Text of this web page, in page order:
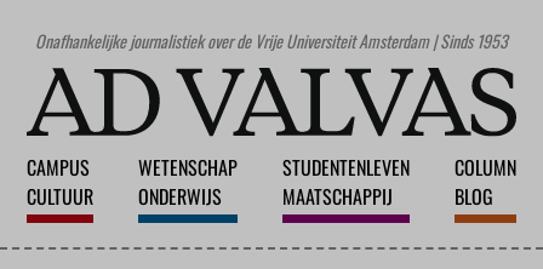
Onafhankelijke journalistiek over de Vrije Universiteit Amsterdam | Sinds 1953
CAMPUS
CULTUUR
WETENSCHAP
ONDERWIJS
STUDENTENLEVEN
MAATSCHAPPIJ
COLUMN
BLOG